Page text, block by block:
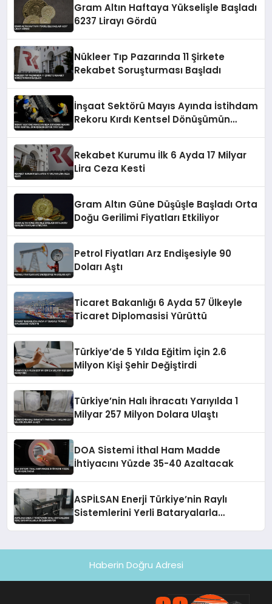
Gram Altın Haftaya Yükselişle Başladı
6237 Lirayı Gördü
Nükleer Tıp Pazarında 11 Şirkete
Rekabet Soruşturması Başladı
İnşaat Sektörü Mayıs Ayında İstihdam
Rekoru Kırdı Kentsel Dönüşümün
Rekabet Kurumu İlk 6 Ayda 17 Milyar
Lira Ceza Kesti
Gram Altın Güne Düşüşle Başladı Orta
Doğu Gerilimi Fiyatları Etkiliyor
Petrol Fiyatları Arz Endişesiyle 90
Doları Aştı
Ticaret Bakanlığı 6 Ayda 57 Ülkeyle
Ticaret Diplomasisi Yürüttü
Türkiye’de 5 Yılda Eğitim İçin 2.6
Milyon Kişi Şehir Değiştirdi
Türkiye’nin Halı İhracatı Yarıyılda 1
Milyar 257 Milyon Dolara Ulaştı
DOA Sistemi İthal Ham Madde
İhtiyacını Yüzde 35-40 Azaltacak
ASPİLSAN Enerji Türkiye’nin Raylı
Sistemlerini Yerli Bataryalarla
Haberin Doğru Adresi